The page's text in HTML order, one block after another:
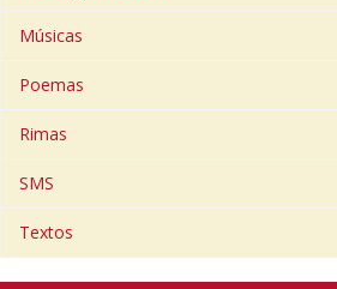
Músicas
Poemas
Rimas
SMS
Textos